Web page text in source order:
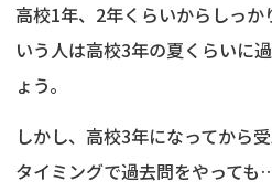
高校1年、2年くらいからしっ
いう人は高校3年の夏くらいに
ょう。
しかし、高校3年になってから
タイミングで過去問をやって